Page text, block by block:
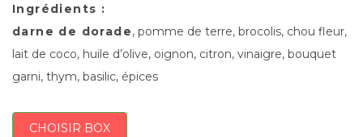
Ingrédients :
darne de dorade, pomme de terre, brocolis, chou fleur,
lait de coco, huile d’olive, oignon, citron, vinaigre, bouquet
garni, thym, basilic, épices
CHOISIR BOX